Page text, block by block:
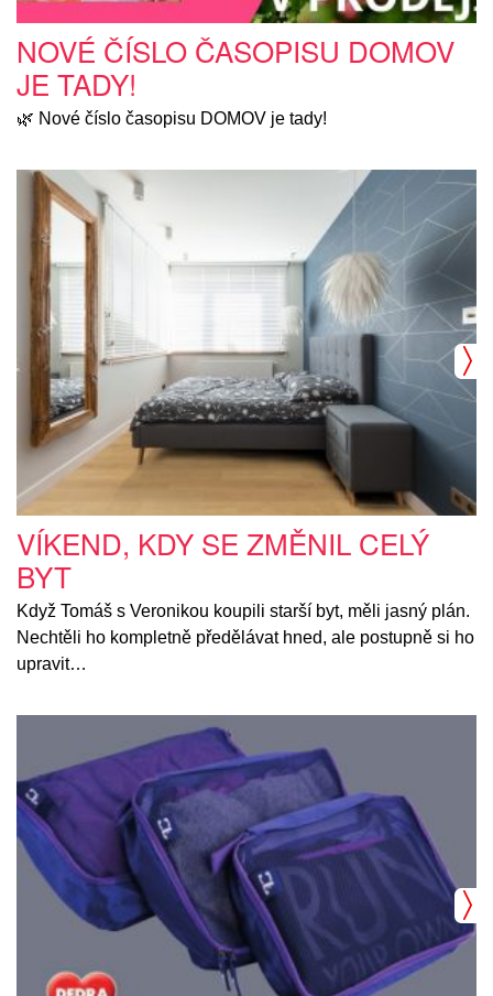
NOVÉ ČÍSLO ČASOPISU DOMOV
JE TADY!
🌿 Nové číslo časopisu DOMOV je tady!
VÍKEND, KDY SE ZMĚNIL CELÝ
BYT
Když Tomáš s Veronikou koupili starší byt, měli jasný plán.
Nechtěli ho kompletně předělávat hned, ale postupně si ho
upravit…